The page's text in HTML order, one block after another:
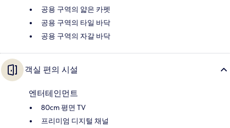
공용 구역의 얇은 카펫
공용 구역의 타일 바닥
공용 구역의 자갈 바닥
객실 편의 시설
엔터테인먼트
80cm 평면 TV
프리미엄 디지털 채널